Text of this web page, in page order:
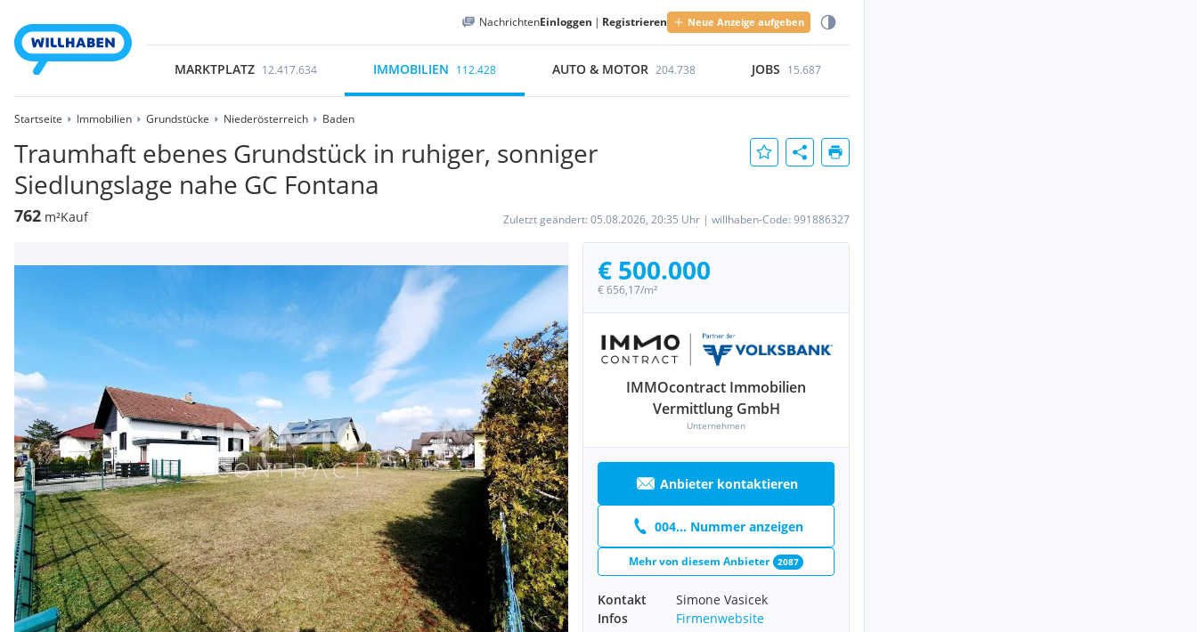
NachrichtenEinloggen | Registrieren Neue Anzeige aufgeben
MARKTPLATZ 12.417.634 IMMOBILIEN 112.428 AUTO & MOTOR 204.738 JOBS 15.687
Startseite Immobilien Grundstücke Niederösterreich Baden
Traumhaft ebenes Grundstück in ruhiger, sonniger
Siedlungslage nahe GC Fontana
762 m²Kauf Zuletzt geändert: 05.08.2026, 20:35 Uhr | willhaben-Code: 991886327
€ 500.000
€ 656,17/m²
IMMOcontract Immobilien
Vermittlung GmbH
Unternehmen
Anbieter kontaktieren
004... Nummer anzeigen
Mehr von diesem Anbieter 2087
Kontakt
Simone Vasicek
Infos
Firmenwebsite